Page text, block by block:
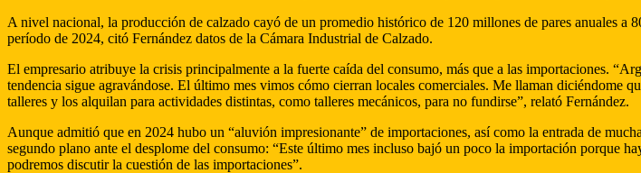
A nivel nacional, la producción de calzado cayó de un promedio histórico de 120 millones de pares anuales
período de 2024, citó Fernández datos de la Cámara Industrial de Calzado.
El empresario atribuye la crisis principalmente a la fuerte caída del consumo, más que a las importaciones.
tendencia sigue agravándose. El último mes vimos cómo cierran locales comerciales. Me llaman diciéndome
talleres y los alquilan para actividades distintas, como talleres mecánicos, para no fundirse”, relató Fernández.
Aunque admitió que en 2024 hubo un “aluvión impresionante” de importaciones, así como la entrada de
segundo plano ante el desplome del consumo: “Este último mes incluso bajó un poco la importación porque
podremos discutir la cuestión de las importaciones”.